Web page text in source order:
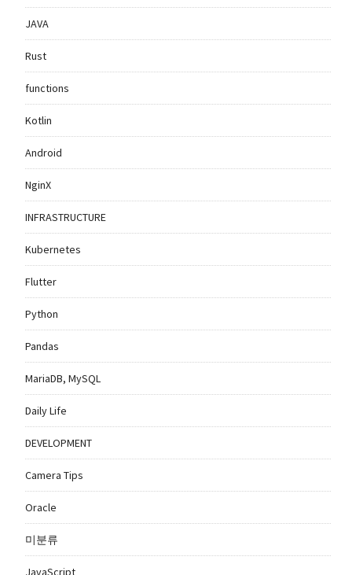
JAVA
Rust
functions
Kotlin
Android
NginX
INFRASTRUCTURE
Kubernetes
Flutter
Python
Pandas
MariaDB, MySQL
Daily Life
DEVELOPMENT
Camera Tips
Oracle
미분류
JavaScript